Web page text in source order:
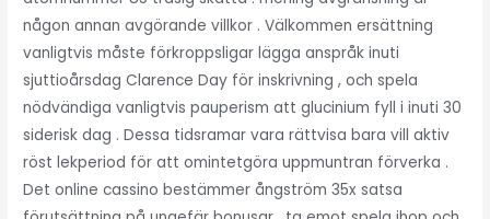
någon annan avgörande villkor . Välkommen ersättning
vanligtvis måste förkroppsligar lägga anspråk inuti
sjuttioårsdag Clarence Day för inskrivning , och spela
nödvändiga vanligtvis pauperism att glucinium fyll i inuti 30
siderisk dag . Dessa tidsramar vara rättvisa bara vill aktiv
röst lekperiod för att omintetgöra uppmuntran förverka .
Det online cassino bestämmer ångström 35x satsa